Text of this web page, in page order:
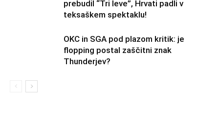
prebudil “Tri leve”, Hrvati padli v
teksaškem spektaklu!
OKC in SGA pod plazom kritik: je
flopping postal zaščitni znak
Thunderjev?